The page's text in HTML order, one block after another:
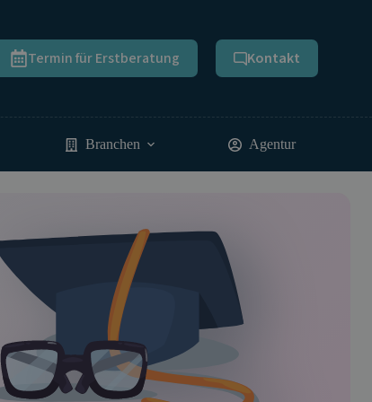
Termin für Erstberatung Kontakt
Branchen Agentur